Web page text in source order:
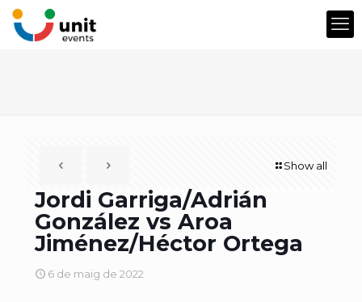
Show all
Jordi Garriga/Adrián
González vs Aroa
Jiménez/Héctor Ortega
6 de maig de 2022